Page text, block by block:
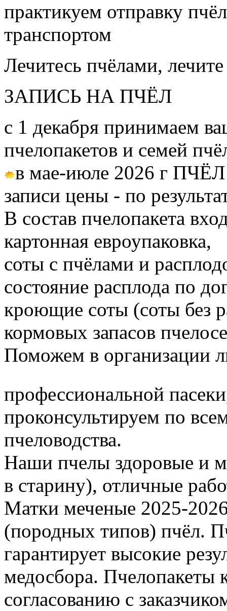
практикуем отправку
транспортом
Лечитесь пчёлами,
ЗАПИСЬ НА ПЧЁЛ
с 1 декабря принимаем
пчелопакетов и семей
в мае-июле 2026 г
записи цены - по
В состав пчелопакета
картонная евроупаковка,
соты с пчёлами и
состояние расплода по
кроющие соты (соты без
кормовых запасов
Поможем в организации
профессиональной
проконсультируем по
пчеловодства.
Наши пчелы здоровые и
в старину), отличные
Матки меченые 2025-
(породных типов) пчёл.
гарантирует высокие
медосбора. Пчелопакеты
согласованию с